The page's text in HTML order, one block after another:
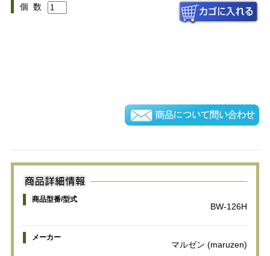
個 数
商品型番/型式
BW-126H
メーカー
マルゼン (maruzen)